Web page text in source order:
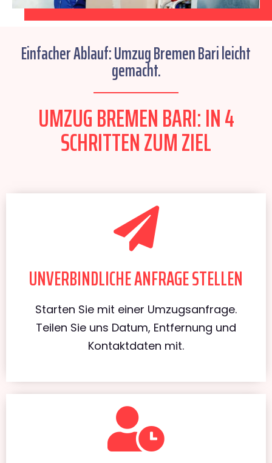
Einfacher Ablauf: Umzug Bremen Bari leicht
gemacht.
UMZUG BREMEN BARI: IN 4
SCHRITTEN ZUM ZIEL
UNVERBINDLICHE ANFRAGE STELLEN
Starten Sie mit einer Umzugsanfrage.
Teilen Sie uns Datum, Entfernung und
Kontaktdaten mit.